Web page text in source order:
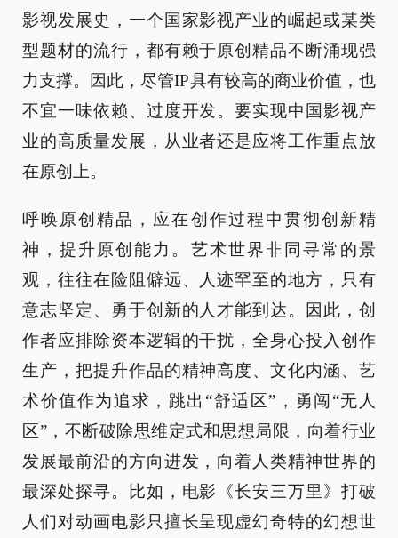
影视发展史，一个国家影视产业的崛起或某类
型题材的流行，都有赖于原创精品不断涌现强
力支撑。因此，尽管IP具有较高的商业价值，也
不宜一味依赖、过度开发。要实现中国影视产
业的高质量发展，从业者还是应将工作重点放
在原创上。
呼唤原创精品，应在创作过程中贯彻创新精
神，提升原创能力。艺术世界非同寻常的景
观，往往在险阻僻远、人迹罕至的地方，只有
意志坚定、勇于创新的人才能到达。因此，创
作者应排除资本逻辑的干扰，全身心投入创作
生产，把提升作品的精神高度、文化内涵、艺
术价值作为追求，跳出“舒适区”，勇闯“无人
区”，不断破除思维定式和思想局限，向着行业
发展最前沿的方向进发，向着人类精神世界的
最深处探寻。比如，电影《长安三万里》打破
人们对动画电影只擅长呈现虚幻奇特的幻想世